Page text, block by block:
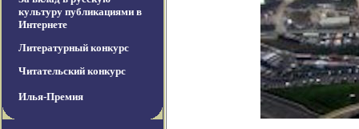
культуру публикациями в
Интернете
Литературный конкурс
Читательский конкурс
Илья-Премия